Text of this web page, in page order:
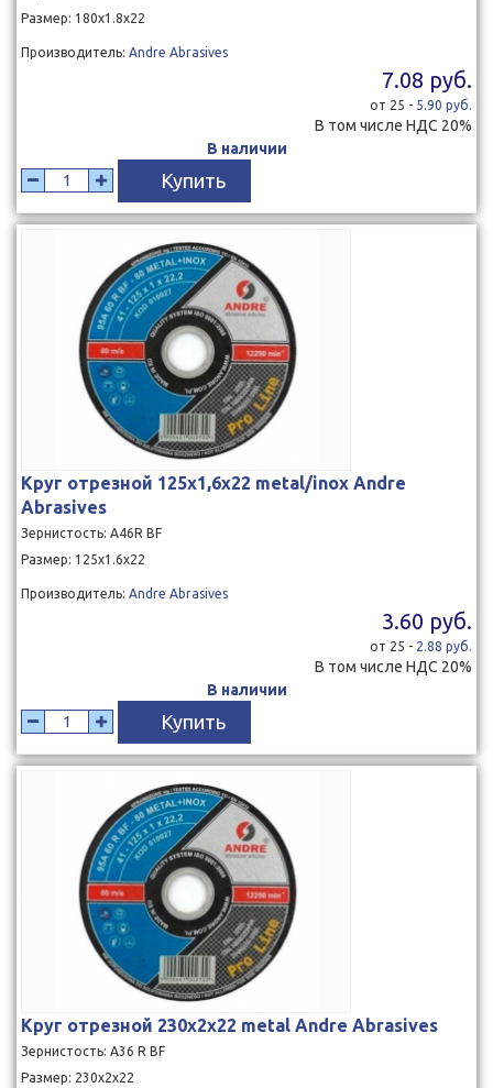
Размер: 180х1.8х22
Производитель: Andre Abrasives
7.08 руб.
от 25 - 5.90 руб.
В том числе НДС 20%
В наличии
Купить
Круг отрезной 125x1,6x22 metal/inox Andre
Abrasives
Зернистость: A46R BF
Размер: 125х1.6х22
Производитель: Andre Abrasives
3.60 руб.
от 25 - 2.88 руб.
В том числе НДС 20%
В наличии
Купить
Круг отрезной 230x2x22 metal Andre Abrasives
Зернистость: A36 R BF
Размер: 230х2х22